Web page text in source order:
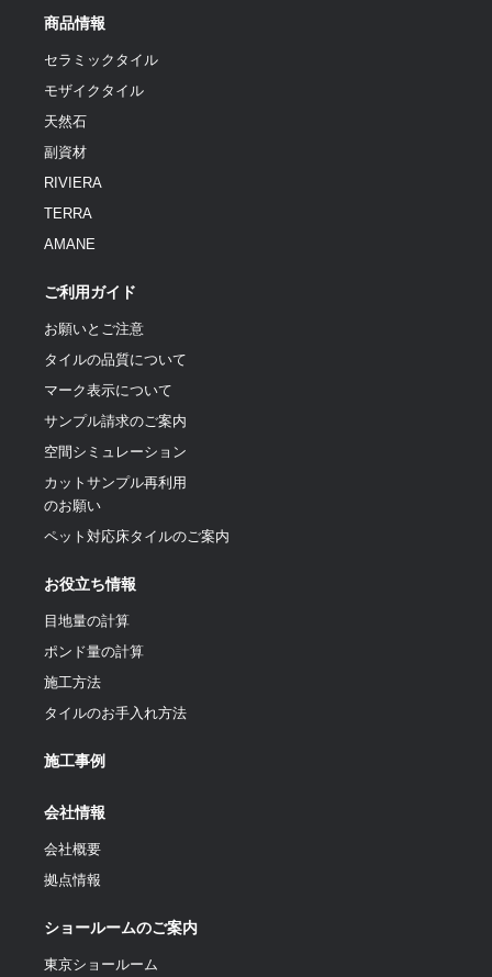
商品情報
セラミックタイル
モザイクタイル
天然石
副資材
RIVIERA
TERRA
AMANE
ご利用ガイド
お願いとご注意
タイルの品質について
マーク表示について
サンプル請求のご案内
空間シミュレーション
カットサンプル再利用
のお願い
ペット対応床タイルのご案内
お役立ち情報
目地量の計算
ポンド量の計算
施工方法
タイルのお手入れ方法
施工事例
会社情報
会社概要
拠点情報
ショールームのご案内
東京ショールーム